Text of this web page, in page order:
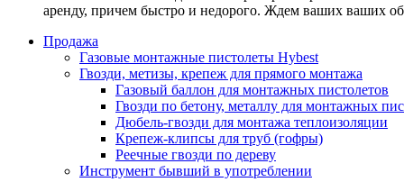
аренду, причем быстро и недорого. Ждем ваших ваших
Продажа
Газовые монтажные пистолеты Hybest
Гвозди, метизы, крепеж для прямого монтажа
Газовый баллон для монтажных пистолетов
Гвозди по бетону, металлу для монтажных
Дюбель-гвозди для монтажа теплоизоляции
Крепеж-клипсы для труб (гофры)
Реечные гвозди по дереву
Инструмент бывший в употреблении